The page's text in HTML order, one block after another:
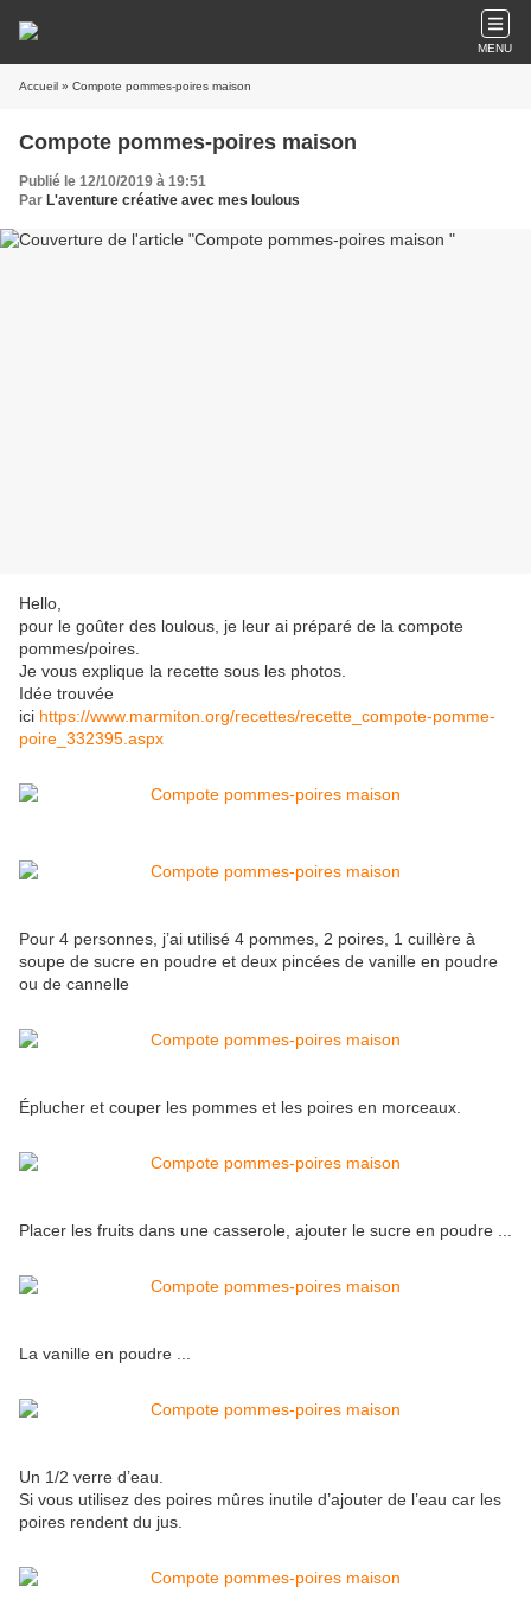
MENU
Accueil » Compote pommes-poires maison
Compote pommes-poires maison
Publié le 12/10/2019 à 19:51
Par L'aventure créative avec mes loulous
Hello,
pour le goûter des loulous, je leur ai préparé de la compote
pommes/poires.
Je vous explique la recette sous les photos.
Idée trouvée
ici https://www.marmiton.org/recettes/recette_compote-pomme-
poire_332395.aspx
Pour 4 personnes, j’ai utilisé 4 pommes, 2 poires, 1 cuillère à
soupe de sucre en poudre et deux pincées de vanille en poudre
ou de cannelle
Éplucher et couper les pommes et les poires en morceaux.
Placer les fruits dans une casserole, ajouter le sucre en poudre ...
La vanille en poudre ...
Un 1/2 verre d’eau.
Si vous utilisez des poires mûres inutile d’ajouter de l’eau car les
poires rendent du jus.